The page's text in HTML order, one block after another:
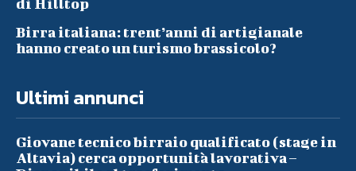
di Hilltop
Birra italiana: trent’anni di artigianale
hanno creato un turismo brassicolo?
Ultimi annunci
Giovane tecnico birraio qualificato (stage in
Altavia) cerca opportunità lavorativa –